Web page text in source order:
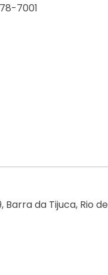
7001
da Tijuca, Rio